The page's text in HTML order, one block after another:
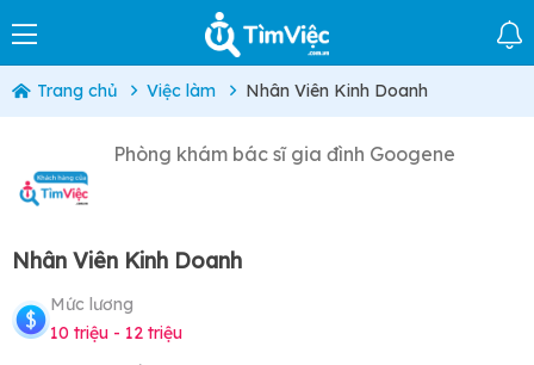
Trang chủ Việc làm Nhân Viên Kinh Doanh
Phòng khám bác sĩ gia đình Googene
Nhân Viên Kinh Doanh
Mức lương
10 triệu - 12 triệu